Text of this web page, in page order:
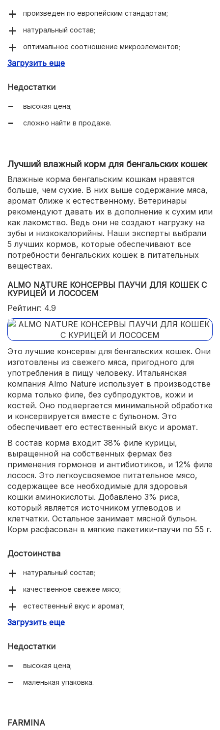
произведен по европейским стандартам;
натуральный состав;
оптимальное соотношение микроэлементов;
легко усваивается;
Загрузить еще
Недостатки
высокая цена;
сложно найти в продаже.
Лучший влажный корм для бенгальских кошек
Влажные корма бенгальским кошкам нравятся
больше, чем сухие. В них выше содержание мяса,
аромат ближе к естественному. Ветеринары
рекомендуют давать их в дополнение к сухим или
как лакомство. Ведь они не создают нагрузку на
зубы и низкокалорийны. Наши эксперты выбрали
5 лучших кормов, которые обеспечивают все
потребности бенгальских кошек в питательных
веществах.
ALMO NATURE КОНСЕРВЫ ПАУЧИ ДЛЯ КОШЕК С
КУРИЦЕЙ И ЛОСОСЕМ
Рейтинг: 4.9
Это лучшие консервы для бенгальских кошек. Они
изготовлены из свежего мяса, пригодного для
употребления в пищу человеку. Итальянская
компания Almo Nature использует в производстве
корма только филе, без субпродуктов, кожи и
костей. Оно подвергается минимальной обработке
и консервируется вместе с бульоном. Это
обеспечивает его естественный вкус и аромат.
В состав корма входит 38% филе курицы,
выращенной на собственных фермах без
применения гормонов и антибиотиков, и 12% филе
лосося. Это легкоусвояемое питательное мясо,
содержащее все необходимые для здоровья
кошки аминокислоты. Добавлено 3% риса,
который является источником углеводов и
клетчатки. Остальное занимает мясной бульон.
Корм расфасован в мягкие пакетики-паучи по 55 г.
Достоинства
натуральный состав;
качественное свежее мясо;
естественный вкус и аромат;
не вызывает аллергии;
Загрузить еще
Недостатки
высокая цена;
маленькая упаковка.
FARMINA